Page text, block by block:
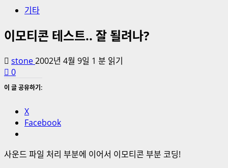
기타
이모티콘 테스트.. 잘 될려나?
stone2002년 4월 9일 1 분 읽기
0
이 글 공유하기:
X
Facebook
사운드 파일 처리 부분에 이어서 이모티콘 부분 코딩!